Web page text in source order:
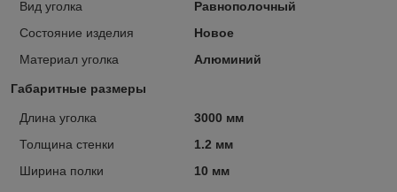
Вид уголка
Равнополочный
Состояние изделия
Новое
Материал уголка
Алюминий
Габаритные размеры
Длина уголка
3000 мм
Толщина стенки
1.2 мм
Ширина полки
10 мм